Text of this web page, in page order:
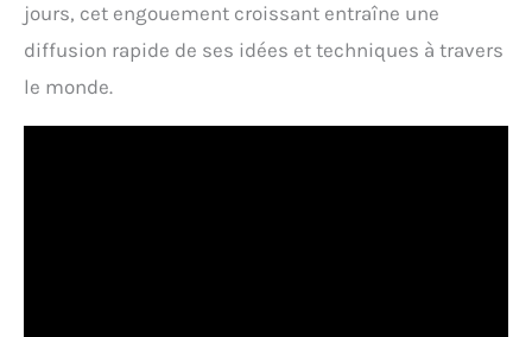
jours, cet engouement croissant entraîne une
diffusion rapide de ses idées et techniques à travers
le monde.